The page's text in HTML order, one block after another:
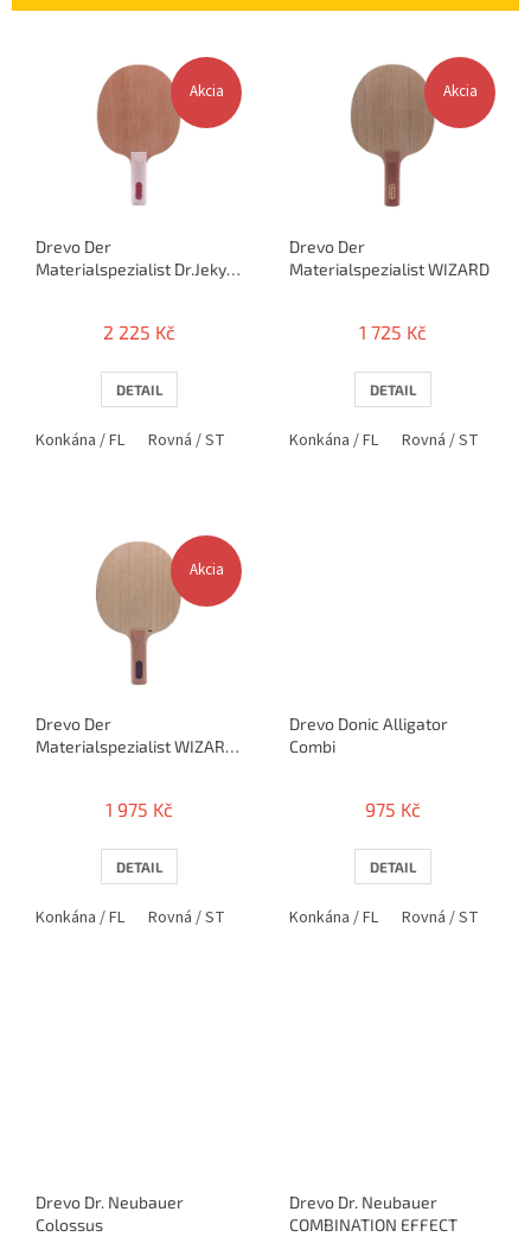
u
Akcia
Drevo Der
Materialspezialist Dr.Jekyll
2 225 Kč
DETAIL
Konkána / FL Rovná / ST Anatomická / AN
Akcia
Drevo Der
Materialspezialist WIZARD
1 725 Kč
DETAIL
Konkána / FL Rovná / ST
Akcia
Drevo Der
Materialspezialist WIZARD
1 975 Kč
DETAIL
Konkána / FL Rovná / ST
Drevo Donic Alligator
Combi
975 Kč
DETAIL
Konkána / FL Rovná / ST
Drevo Dr. Neubauer
Colossus
Drevo Dr. Neubauer
COMBINATION EFFECT